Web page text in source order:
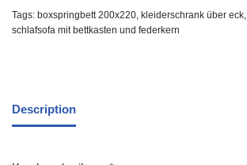
Tags: boxspringbett 200x220, kleiderschrank über eck,
schlafsofa mit bettkasten und federkern
Description